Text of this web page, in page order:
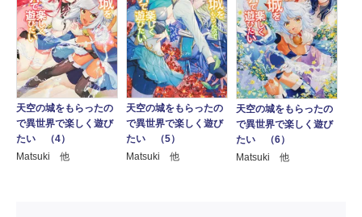
天空の城をもらったの
で異世界で楽しく遊び
たい （4）
Matsuki 他
天空の城をもらったの
で異世界で楽しく遊び
たい （5）
Matsuki 他
天空の城をもらったの
で異世界で楽しく遊び
たい （6）
Matsuki 他